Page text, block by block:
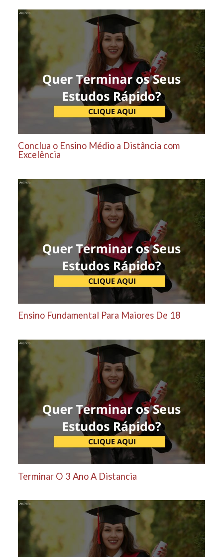
Conclua o Ensino Médio a Distância com
Excelência
Ensino Fundamental Para Maiores De 18
Terminar O 3 Ano A Distancia